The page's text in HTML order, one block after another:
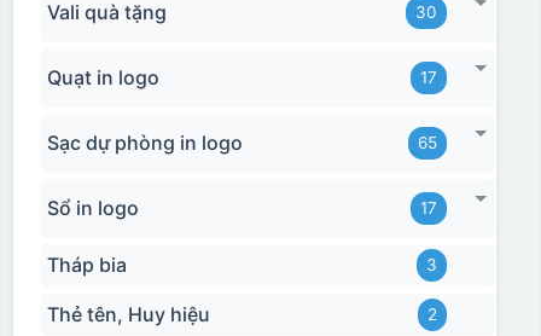
Vali quà tặng 30
Quạt in logo 17
Sạc dự phòng in logo 65
Sổ in logo 17
Tháp bia 3
Thẻ tên, Huy hiệu 2